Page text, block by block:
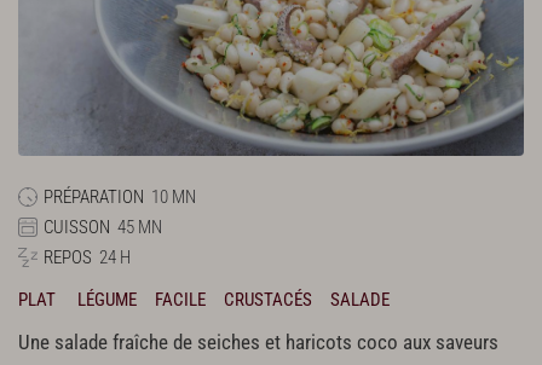
PRÉPARATION 10 MN
CUISSON 45 MN
REPOS 24 H
PLAT
LÉGUME FACILE CRUSTACÉS SALADE
Une salade fraîche de seiches et haricots coco aux saveurs